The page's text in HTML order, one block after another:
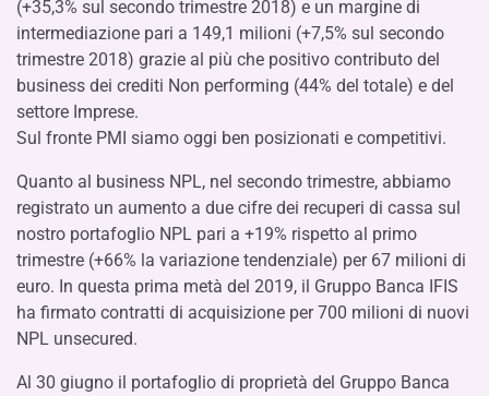
(+35,3% sul secondo trimestre 2018) e un margine di
intermediazione pari a 149,1 milioni (+7,5% sul secondo
trimestre 2018) grazie al più che positivo contributo del
business dei crediti Non performing (44% del totale) e del
settore Imprese.
Sul fronte PMI siamo oggi ben posizionati e competitivi.
Quanto al business NPL, nel secondo trimestre, abbiamo
registrato un aumento a due cifre dei recuperi di cassa sul
nostro portafoglio NPL pari a +19% rispetto al primo
trimestre (+66% la variazione tendenziale) per 67 milioni di
euro. In questa prima metà del 2019, il Gruppo Banca IFIS
ha firmato contratti di acquisizione per 700 milioni di nuovi
NPL unsecured.
Al 30 giugno il portafoglio di proprietà del Gruppo Banca